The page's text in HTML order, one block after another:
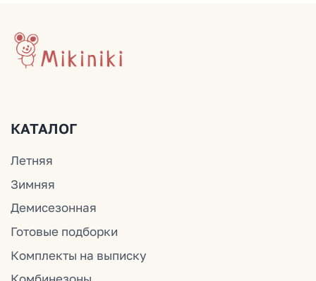
ОГРНИП 324774600201687
Публичная оферта
Оплата и доставка